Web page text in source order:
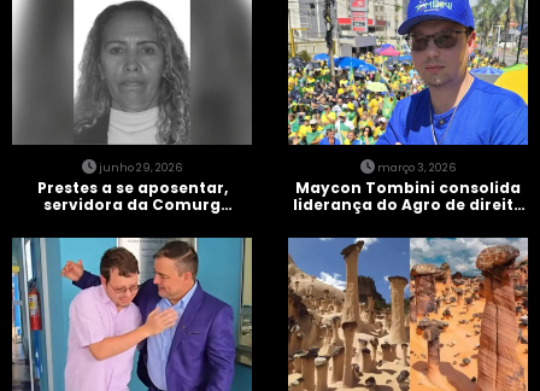
junho 29, 2026
Prestes a se aposentar,
servidora da Comurg
entra em protocolo de
morte encefálica
março 3, 2026
Maycon Tombini consolida
liderança do Agro de direita
Brasil” em Goiânia